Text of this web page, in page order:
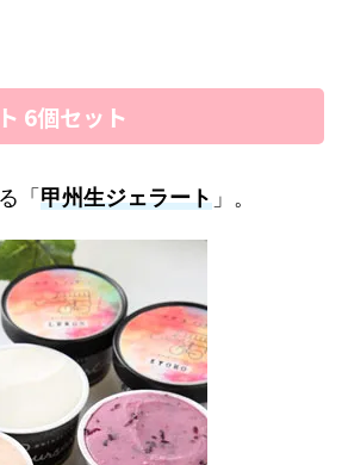
6個セット
「 甲州生ジェラート 」。